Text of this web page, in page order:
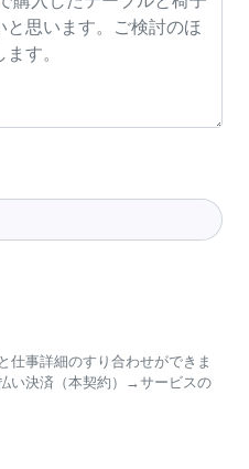
仕事詳細のすり合わせができま
い決済（本契約）→サービスの